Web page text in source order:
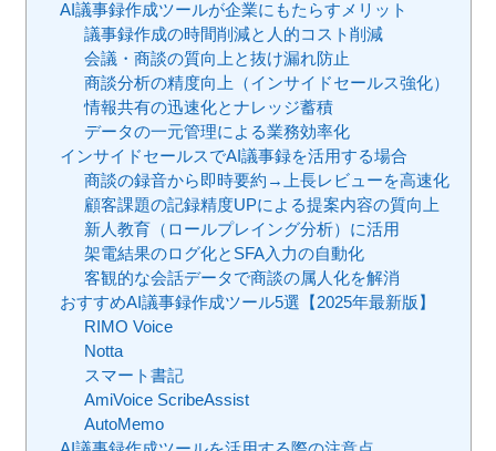
AI議事録作成ツールが企業にもたらすメリット
議事録作成の時間削減と人的コスト削減
会議・商談の質向上と抜け漏れ防止
商談分析の精度向上（インサイドセールス強化）
情報共有の迅速化とナレッジ蓄積
データの一元管理による業務効率化
インサイドセールスでAI議事録を活用する場合
商談の録音から即時要約→上長レビューを高速化
顧客課題の記録精度UPによる提案内容の質向上
新人教育（ロールプレイング分析）に活用
架電結果のログ化とSFA入力の自動化
客観的な会話データで商談の属人化を解消
おすすめAI議事録作成ツール5選【2025年最新版】
RIMO Voice
Notta
スマート書記
AmiVoice ScribeAssist
AutoMemo